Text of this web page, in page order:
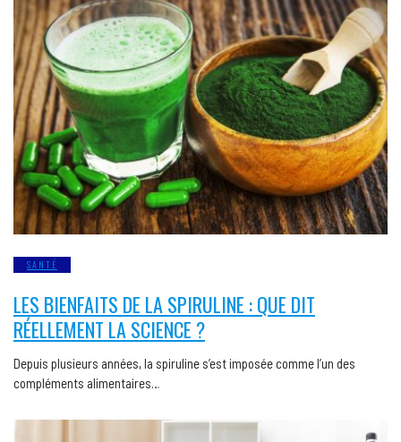
SANTÉ
LES BIENFAITS DE LA SPIRULINE : QUE DIT
RÉELLEMENT LA SCIENCE ?
Depuis plusieurs années, la spiruline s’est imposée comme l’un des
compléments alimentaires…